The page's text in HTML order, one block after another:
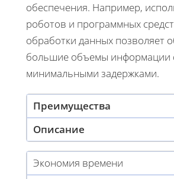
обеспечения. Например,
роботов и программных
обработки данных позволяет
большие объемы информации
минимальными задержками.
Преимущества
Описание
Экономия времени